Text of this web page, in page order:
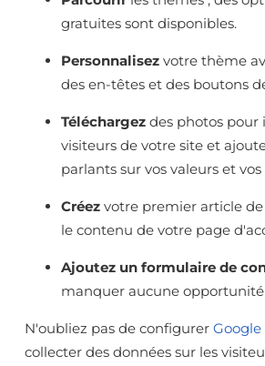
gratuites sont disponibles.
Personnalisez votre thème
des en-têtes et des boutons
Téléchargez des photos pour
visiteurs de votre site et
parlants sur vos valeurs et vos
Créez votre premier article
le contenu de votre page
Ajoutez un formulaire de
manquer aucune
N'oubliez pas de configurer
collecter des données sur les